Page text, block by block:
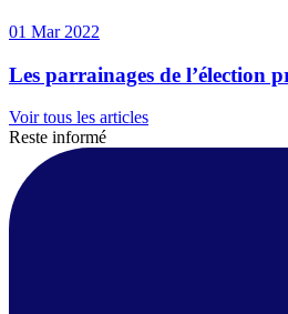
01 Mar 2022
Les parrainages de l’élection
Voir tous les articles
Reste informé